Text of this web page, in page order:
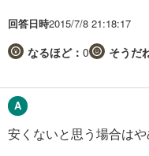
回答日時2015/7/8 21:18:17
なるほど： 0 そうだ
安くないと思う場合は